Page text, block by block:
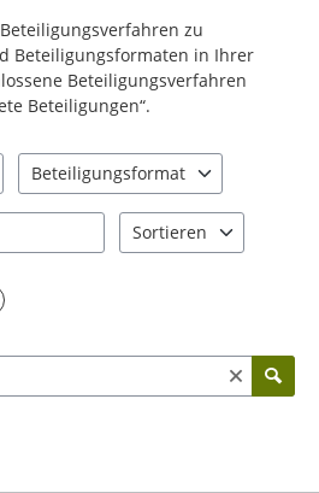
zu
Beteiligungsformaten in Ihrer
Beteiligungsverfahren
Beteiligungen“.
Beteiligungsformat
Sortieren